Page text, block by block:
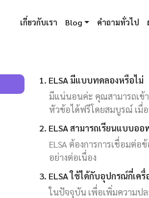
เกี่ยวกับเรา Blog คำถามทั่วไป
1. ELSA มีแบบทดลองหรือไม่
มีแน่นอนค่ะ คุณสามารถเข้
หัวข้อได้ฟรีโดยสมบูรณ์ เมื่
2. ELSA สามารถเรียนแบบอ
ELSA ต้องการการเชื่อมต่
อย่างต่อเนื่อง
3. ELSA ใช้ได้กับอุปกรณ์กี่เครื่
ในปัจจุบัน เพื่อเพิ่มความป